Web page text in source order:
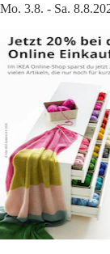
Mo. 3.8. - Sa.